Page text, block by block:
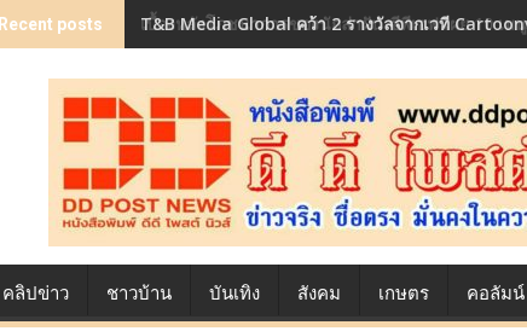
Recent posts T&B Media Global คว้า 2 รางวัลจากเวที
เบื้องหลังโภชนาการของนักล่าฝัน ซีพีเอฟ เผย 10 เ
คลิปข่าว ชาวบ้าน บันเทิง สังคม เกษตร คอลัมน์